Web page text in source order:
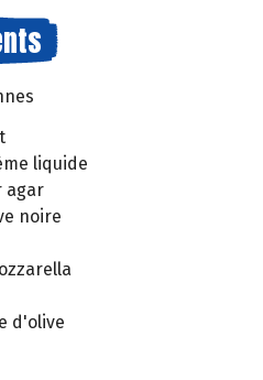
liquide
agar
noire
d'olive